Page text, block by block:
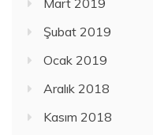
Şubat 2019
Ocak 2019
Aralık 2018
Kasım 2018